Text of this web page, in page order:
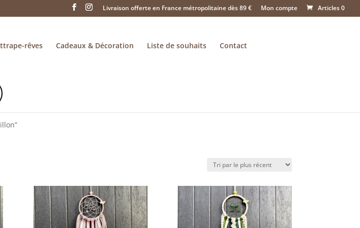
Livraison offerte en France métropolitaine dès 89 € Mon compte Articles 0
rêves Cadeaux & Décoration Liste de souhaits Contact